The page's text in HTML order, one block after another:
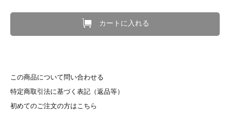
カートに入れる
この商品について問い合わせる
特定商取引法に基づく表記（返品等）
初めてのご注文の方はこちら